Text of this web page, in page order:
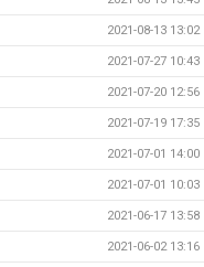
2021-08-13 13:02
2021-07-27 10:43
2021-07-20 12:56
2021-07-19 17:35
2021-07-01 14:00
2021-07-01 10:03
2021-06-17 13:58
2021-06-02 13:16